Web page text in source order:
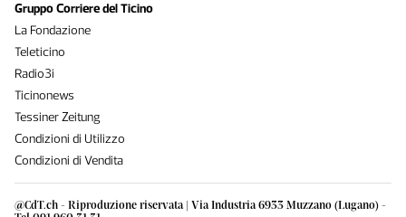
@CdT.ch - Riproduzione riservata | Via Industria 6933 Muzzano (Lugano) -
Gruppo Corriere del Ticino
La Fondazione
Teleticino
Radio3i
Ticinonews
Tessiner Zeitung
Condizioni di Utilizzo
Condizioni di Vendita